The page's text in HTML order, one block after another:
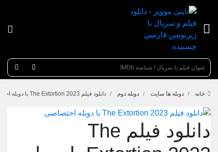
عنوان
خانه دوبله ها سایت دوبله دوم دانلود فیلم The Extortion 2023 با دوبله اختصاصی
دانلود فیلم The